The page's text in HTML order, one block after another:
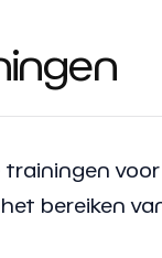
bereiken